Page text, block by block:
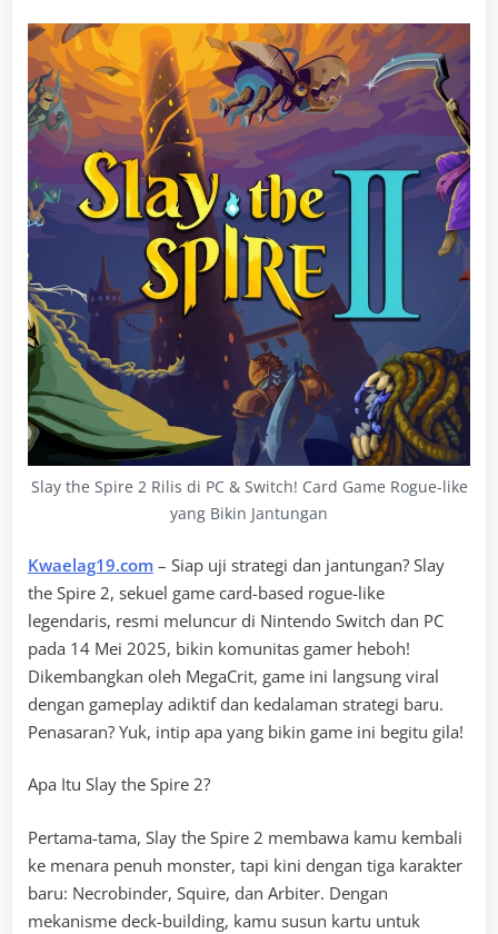
Slay the Spire 2 Rilis di PC & Switch! Card Game Rogue-like
yang Bikin Jantungan
Kwaelag19.com – Siap uji strategi dan jantungan? Slay
the Spire 2, sekuel game card-based rogue-like
legendaris, resmi meluncur di Nintendo Switch dan PC
pada 14 Mei 2025, bikin komunitas gamer heboh!
Dikembangkan oleh MegaCrit, game ini langsung viral
dengan gameplay adiktif dan kedalaman strategi baru.
Penasaran? Yuk, intip apa yang bikin game ini begitu gila!
Apa Itu Slay the Spire 2?
Pertama-tama, Slay the Spire 2 membawa kamu kembali
ke menara penuh monster, tapi kini dengan tiga karakter
baru: Necrobinder, Squire, dan Arbiter. Dengan
mekanisme deck-building, kamu susun kartu untuk